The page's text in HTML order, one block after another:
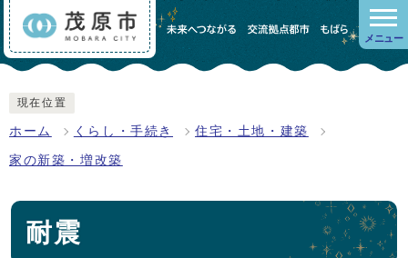
メニュー
現在位置
ホーム くらし・手続き 住宅・土地・建築
家の新築・増改築
耐震